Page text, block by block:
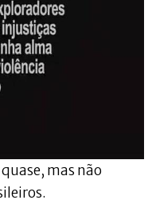
mas não